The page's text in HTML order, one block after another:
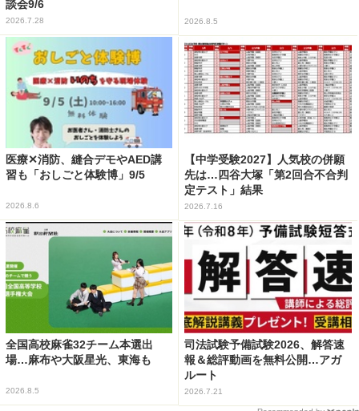
談会9/6
2026.7.28 2026.8.5
医療✕消防、縫合デモやAED講
習も「おしごと体験博」9/5
2026.8.6
【中学受験2027】人気校の併願
先は…四谷大塚「第2回合不合判
定テスト」結果
2026.7.16
全国高校麻雀32チーム本選出
場…麻布や大阪星光、東海も
2026.8.5
司法試験予備試験2026、解答速
報＆総評動画を無料公開…アガ
ルート
2026.7.21